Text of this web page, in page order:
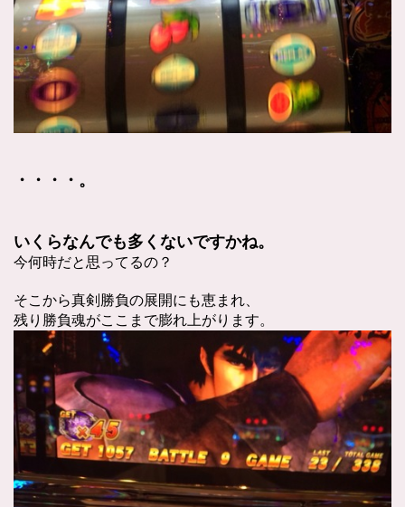
・・・・。
いくらなんでも多くないですかね。
今何時だと思ってるの？
そこから真剣勝負の展開にも恵まれ、
残り勝負魂がここまで膨れ上がります。